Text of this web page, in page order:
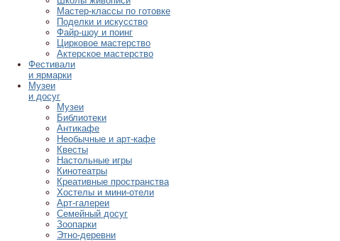
Мастер-классы по готовке
Поделки и искусство
Файр-шоу и поинг
Цирковое мастерство
Актерское мастерство
Фестивали
и ярмарки
Музеи
и досуг
Музеи
Библиотеки
Антикафе
Необычные и арт-кафе
Квесты
Настольные игры
Кинотеатры
Креативные пространства
Хостелы и мини-отели
Арт-галереи
Семейный досуг
Зоопарки
Этно-деревни